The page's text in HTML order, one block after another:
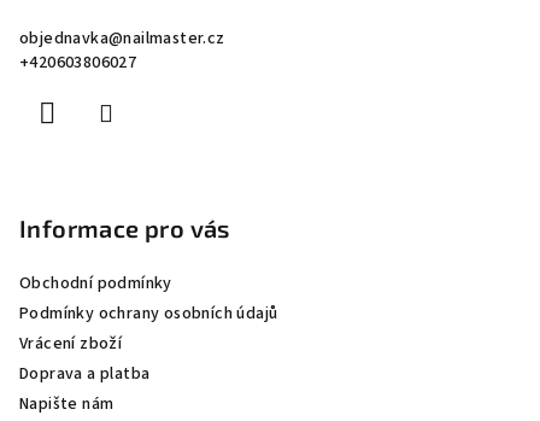
objednavka@nailmaster.cz
+420603806027
Informace pro vás
Obchodní podmínky
Podmínky ochrany osobních údajů
Vrácení zboží
Doprava a platba
Napište nám